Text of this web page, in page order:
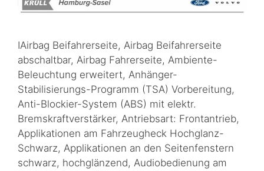
IAirbag Beifahrerseite, Airbag Beifahrerseite
abschaltbar, Airbag Fahrerseite, Ambiente-
Beleuchtung erweitert, Anhänger-
Stabilisierungs-Programm (TSA) Vorbereitung,
Anti-Blockier-System (ABS) mit elektr.
Bremskraftverstärker, Antriebsart: Frontantrieb,
Applikationen am Fahrzeugheck Hochglanz-
Schwarz, Applikationen an den Seitenfenstern
schwarz, hochglänzend, Audiobedienung am